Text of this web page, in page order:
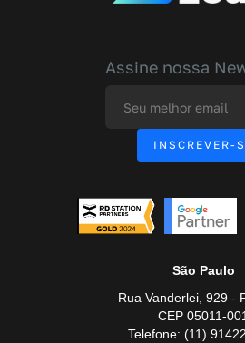
Assine nossa
São Paulo
Rua Vanderlei, 929 -
CEP 05011-001
Telefone: (11)